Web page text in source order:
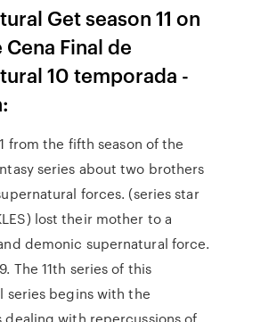
Get season 11 on
Cena Final de
10 temporada -
from the fifth season of the
series about two brothers
forces. (series star
lost their mother to a
demonic supernatural force.
The 11th series of this
series begins with the
dealing with repercussions of